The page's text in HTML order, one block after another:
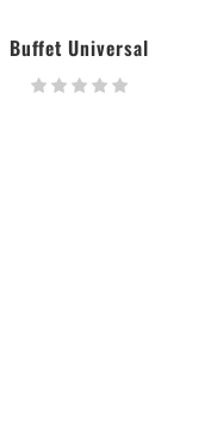
Buffet Universal